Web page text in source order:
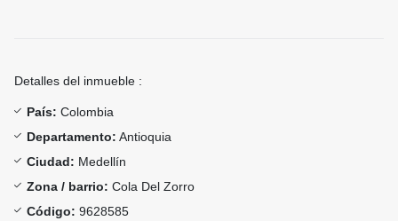
Detalles del inmueble :
País: Colombia
Departamento: Antioquia
Ciudad: Medellín
Zona / barrio: Cola Del Zorro
Código: 9628585